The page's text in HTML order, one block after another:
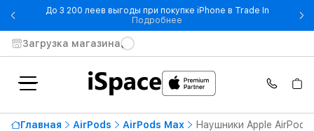
До 3 200 леев выгоды при покупке iPhone в Trade In
Подробнее - До 3 200 леев выгоды при
Загрузка магазина
Главная AirPods AirPods Max Наушники Apple AirPods